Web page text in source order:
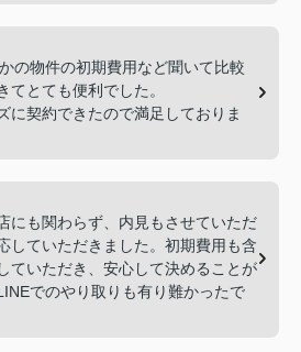
の物件の初期費用など聞いて比較
てとても便利でした。
に契約できたので満足しておりま
にも関わらず、内見もさせていただ
していただきました。初期費用も含
ていただき、安心して決めることが
でのやり取りも有り難かったで